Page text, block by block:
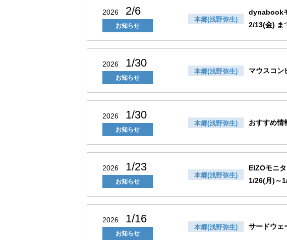
2026 2/6
お知らせ
本郷(浅野弥生)
dynabook
2/13(金) ま
2026 1/30
お知らせ
本郷(浅野弥生) マウスコ
2026 1/30
お知らせ
本郷(浅野弥生) おすすめ情
2026 1/23
お知らせ
本郷(浅野弥生)
EIZOモニ
1/26(月)～
2026 1/16
お知らせ
本郷(浅野弥生) サードウェ